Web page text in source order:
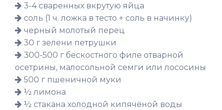
3-4 сваренных вкрутую яйца
соль (1 ч. ложка в тесто + соль в начинку)
черный молотый перец
30 г зелени петрушки
300-500 г бескостного филе отварной
осетрины, малосольной семги или лососины
500 г пшеничной муки
½ лимона
½ стакана холодной кипячёной воды